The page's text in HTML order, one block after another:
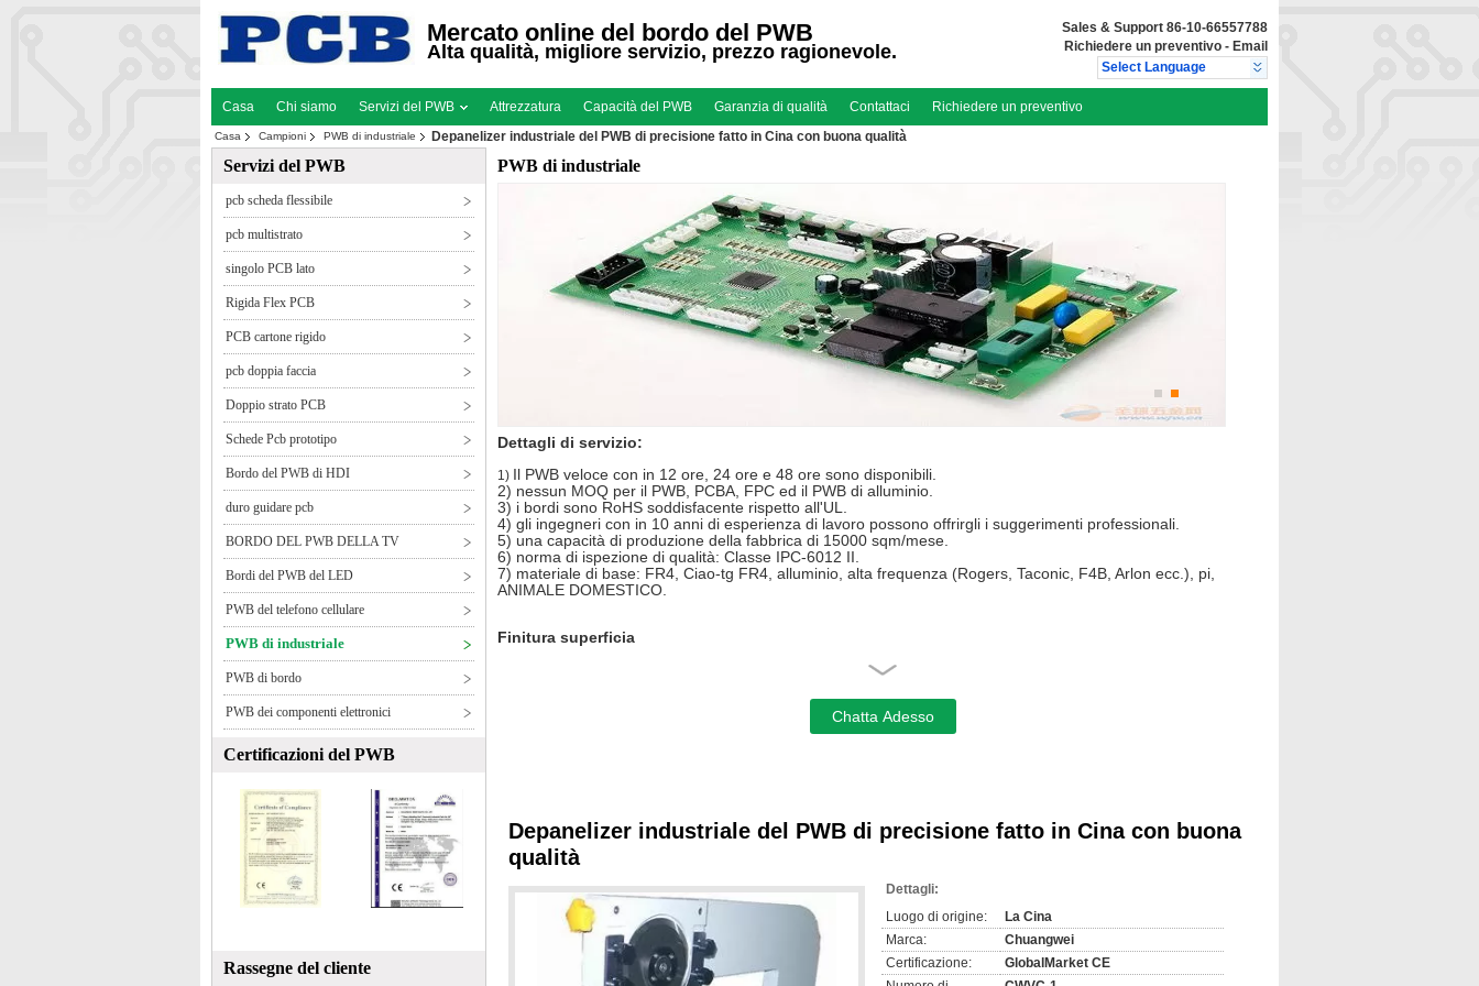
Mercato online del bordo del PWB
Alta qualità, migliore servizio, prezzo ragionevole.
Sales & Support 86-10-66557788
Richiedere un preventivo - Email
Select Language
Casa Chi siamo Servizi del PWB Attrezzatura Capacità del PWB Garanzia di qualità Contattaci Richiedere un preventivo
Casa Campioni PWB di industriale Depanelizer industriale del PWB di precisione fatto in Cina con buona qualità
Servizi del PWB
pcb scheda flessibile
pcb multistrato
singolo PCB lato
Rigida Flex PCB
PCB cartone rigido
pcb doppia faccia
Doppio strato PCB
Schede Pcb prototipo
Bordo del PWB di HDI
duro guidare pcb
BORDO DEL PWB DELLA TV
Bordi del PWB del LED
PWB del telefono cellulare
PWB di industriale
PWB di bordo
PWB dei componenti elettronici
Certificazioni del PWB
Rassegne del cliente
PWB di industriale
Dettagli di servizio:
1) Il PWB veloce con in 12 ore, 24 ore e 48 ore sono disponibili.
2) nessun MOQ per il PWB, PCBA, FPC ed il PWB di alluminio.
3) i bordi sono RoHS soddisfacente rispetto all'UL.
4) gli ingegneri con in 10 anni di esperienza di lavoro possono offrirgli i suggerimenti professionali.
5) una capacità di produzione della fabbrica di 15000 sqm/mese.
6) norma di ispezione di qualità: Classe IPC-6012 II.
7) materiale di base: FR4, Ciao-tg FR4, alluminio, alta frequenza (Rogers, Taconic, F4B, Arlon ecc.), pi,
ANIMALE DOMESTICO.
Finitura superficia
HAL, HASL senza piombo, oro di immersione, doratura, dito dell'oro, argento di immersione, latta di
initzializzazione/plug and play di potere 4.Support, Temporizzatore-potere-su.
risoluzione di 5.Support 1080P HDMI di massima elevazione a: 1920*1200; Supporto 24bit LVDS a doppio
canale; Risoluzione di VGA di massima elevazione a: 2048*1536.
6.Reliable, alta stabilità, a basso rumore, basso consumo energetico. Perfettamente adatto ad ANNUNCIO
Player/AIO machine/IPC/VOD/Car PC/HTPC ecc.
Specificazione industriale del PWB di controllo
Unità di elaborazione del CPU
Depanelizer industriale del PWB di precisione fatto in Cina con buona
qualità
Dettagli:
Luogo di origine:
La Cina
Marca:
Chuangwei
Certificazione:
GlobalMarket CE